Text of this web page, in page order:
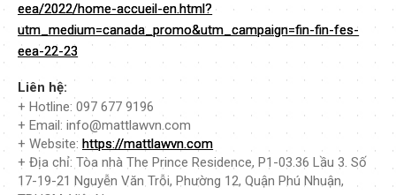
eea/2022/home-accueil-en.html?
utm_medium=canada_promo&utm_campaign=fin-fin-fes-
eea-22-23
Liên hệ:
+ Hotline: 097 677 9196
+ Email: info@mattlawvn.com
+ Website: https://mattlawvn.com
+ Địa chỉ: Tòa nhà The Prince Residence, P1-03.36 Lầu 3. Số
17-19-21 Nguyễn Văn Trỗi, Phường 12, Quận Phú Nhuận,